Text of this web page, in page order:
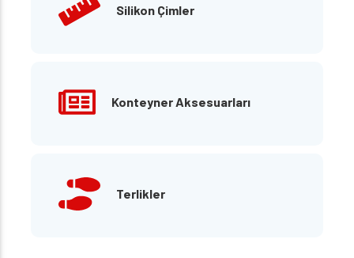
Silikon Çimler
Konteyner Aksesuarları
Terlikler